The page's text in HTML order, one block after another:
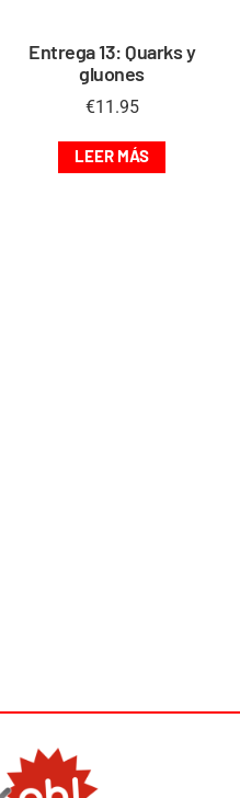
Entrega 13: Quarks y
gluones
€11.95
LEER MÁS